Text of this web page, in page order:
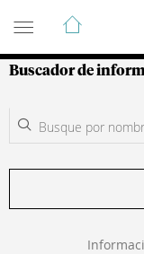
Guía de
Buscador de